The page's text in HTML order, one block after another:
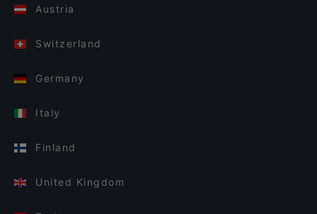
Austria
Switzerland
Germany
Italy
Finland
United Kingdom